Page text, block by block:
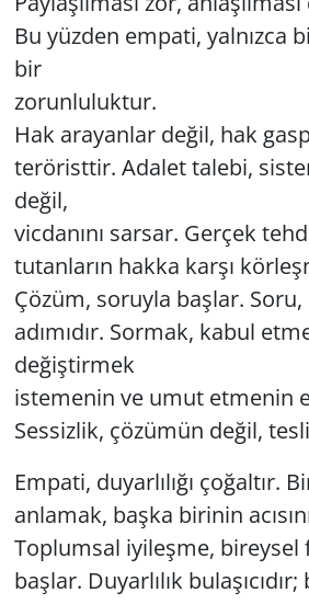
Bu yüzden empati, yalnızca
bir
zorunluluktur.
Hak arayanlar değil, hak
teröristtir. Adalet talebi,
değil,
vicdanını sarsar. Gerçek
tutanların hakka karşı
Çözüm, soruyla başlar.
adımıdır. Sormak, kabul
değiştirmek
istemenin ve umut etmenin
Sessizlik, çözümün değil,
Empati, duyarlılığı çoğaltır.
anlamak, başka birinin
Toplumsal iyileşme, bireysel
başlar. Duyarlılık bulaşıcıdır;